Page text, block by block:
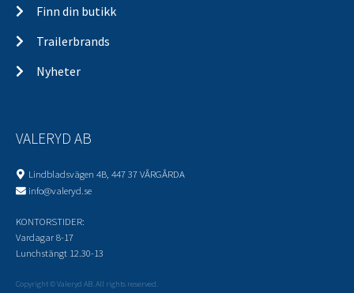
Finn din butikk
Trailerbrands
Nyheter
VALERYD AB
Lindbladsvägen 4B, 447 37 VÅRGÅRDA
info@valeryd.se
KONTORSTIDER:
Vardagar 8-17
Lunchstängt 12.30-13
Copyright © Valeryd AB. All rights reserved.